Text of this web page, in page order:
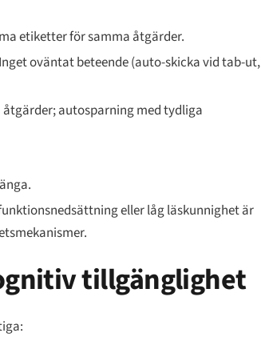
etiketter för samma åtgärder.
oväntat beteende (auto-skicka vid tab-ut,
autosparning med tydliga
eller låg läskunnighet är
tillgänglighet